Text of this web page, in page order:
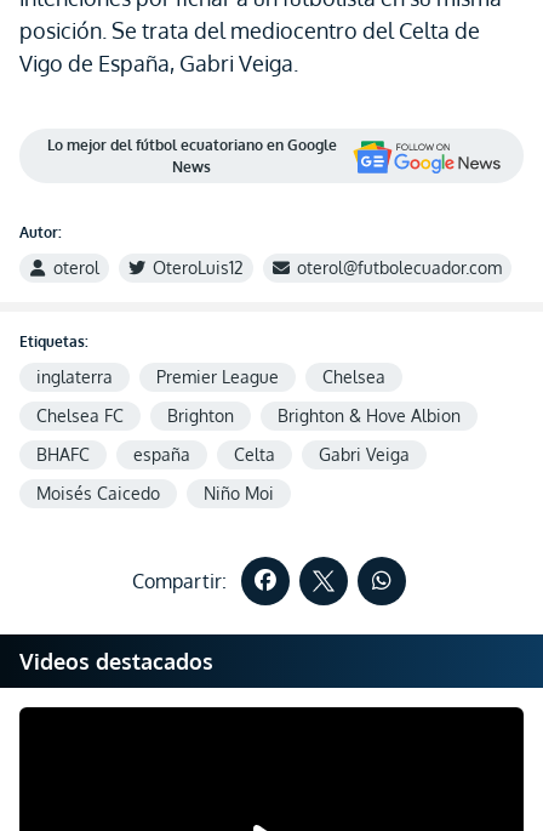
posición. Se trata del mediocentro del Celta de
Vigo de España, Gabri Veiga.
Lo mejor del fútbol ecuatoriano en Google
News
Autor:
oterol OteroLuis12 oterol@futbolecuador.com
Etiquetas:
inglaterra Premier League
Chelsea
Chelsea FC
Brighton
Brighton & Hove Albion
BHAFC
españa Celta
Gabri Veiga
Moisés Caicedo
Niño Moi
Compartir:
Videos destacados